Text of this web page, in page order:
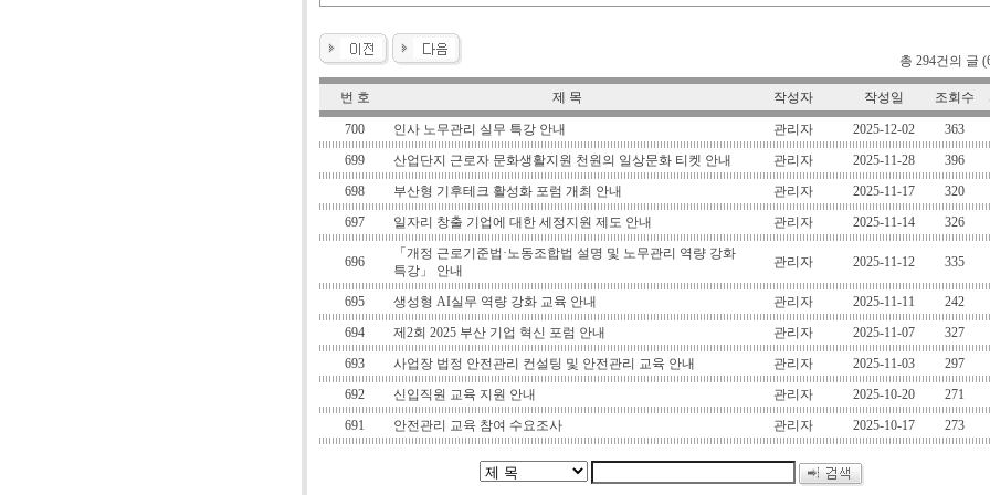
총 294건의 글
번 호 제 목 작성자 작성일 조회수
700 인사 노무관리 실무 특강 안내 관리자 2025-12-02
363
699
산업단지 근로자 문화생활지원 천원의 일상문화 티켓 안내 관리자 2025-11-28
396
698
부산형 기후테크 활성화 포럼 개최 안내 관리자 2025-11-17
320
697
일자리 창출 기업에 대한 세정지원 제도 안내 관리자 2025-11-14 326
696
「개정 근로기준법·노동조합법 설명 및 노무관리 역량 강화
특강」 안내
관리자 2025-11-12 335
695 생성형 AI실무 역량 강화 교육 안내 관리자 2025-11-11
242
694
제2회 2025 부산 기업 혁신 포럼 안내 관리자 2025-11-07
327
693
사업장 법정 안전관리 컨설팅 및 안전관리 교육 안내 관리자 2025-11-03
297
692
신입직원 교육 지원 안내 관리자 2025-10-20
271
691
안전관리 교육 참여 수요조사 관리자 2025-10-17 273